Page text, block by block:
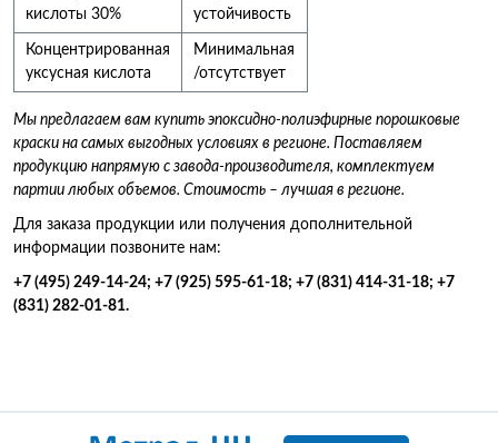
кислоты 30%
устойчивость
Концентрированная
уксусная кислота
Минимальная
/отсутствует
Мы предлагаем вам купить эпоксидно-полиэфирные порошковые
краски на самых выгодных условиях в регионе. Поставляем
продукцию напрямую с завода-производителя, комплектуем
партии любых объемов. Стоимость – лучшая в регионе.
Для заказа продукции или получения дополнительной
информации позвоните нам:
+7 (495) 249-14-24; +7 (925) 595-61-18; +7 (831) 414-31-18; +7
(831) 282-01-81.